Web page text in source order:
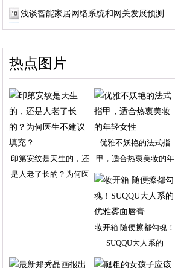
浅谈智能家居网络系统和网关发展预测
热点图片
印第安纹是天生的，还
是人老了长的？为何医
优雅不妖艳的法式指
甲，适合热衷美妆的年
轻
妆开箱 随便擦都勾魂！
SUQQU大人系的